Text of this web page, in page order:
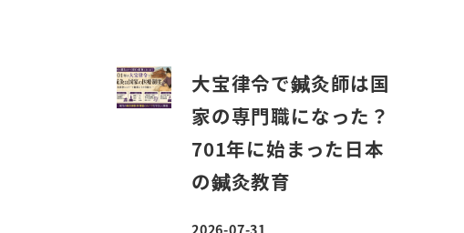
大宝律令で鍼灸師は国
家の専門職になった？
701年に始まった日本
の鍼灸教育
2026-07-31